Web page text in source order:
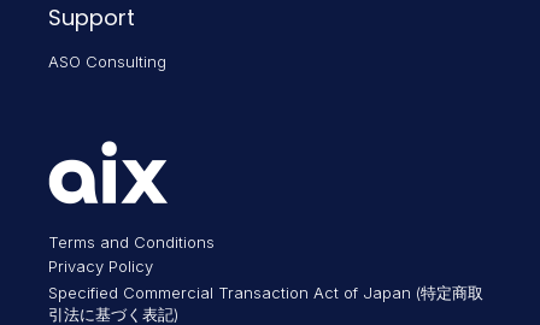
Support
ASO Consulting
Terms and Conditions
Privacy Policy
Specified Commercial Transaction Act of Japan (特定商取
引法に基づく表記)